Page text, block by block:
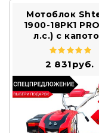
Мотоблок
1900-18PK1
л.с.) с
2 831руб.